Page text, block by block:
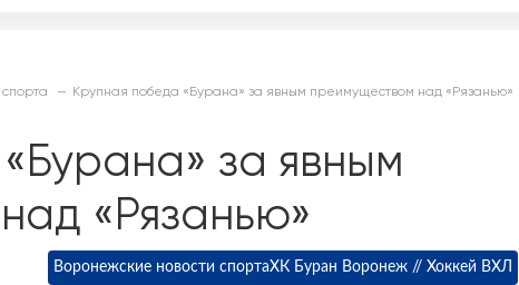
Крупная победа «Бурана» за явным преимуществом над «Рязанью»
за явным
«Рязанью»
Воронежские новости спортаХК Буран Воронеж // Хоккей ВХЛ